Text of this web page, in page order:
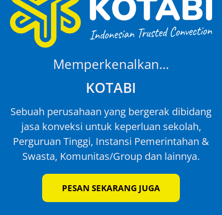
Memperkenalkan…
KOTABI
Sebuah perusahaan yang bergerak dibidang
jasa konveksi untuk keperluan sekolah,
Perguruan Tinggi, Instansi Pemerintahan &
Swasta, Komunitas/Group dan lainnya.
PESAN SEKARANG JUGA